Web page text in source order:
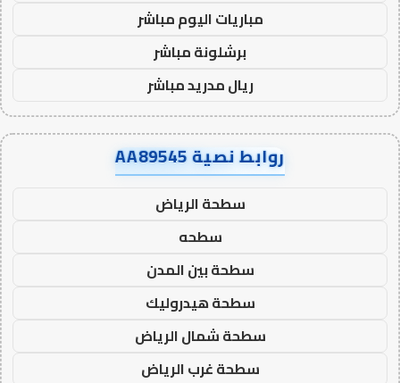
مباريات اليوم مباشر
برشلونة مباشر
ريال مدريد مباشر
روابط نصية AA89545
سطحة الرياض
سطحه
سطحة بين المدن
سطحة هيدروليك
سطحة شمال الرياض
سطحة غرب الرياض